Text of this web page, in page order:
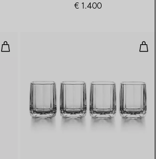
€ 1.400
Grand verre en cristal Tiffany